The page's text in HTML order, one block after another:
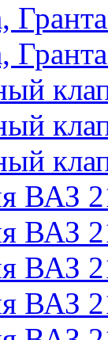
ВАЗ
ВАЗ
ВАЗ
ВАЗ